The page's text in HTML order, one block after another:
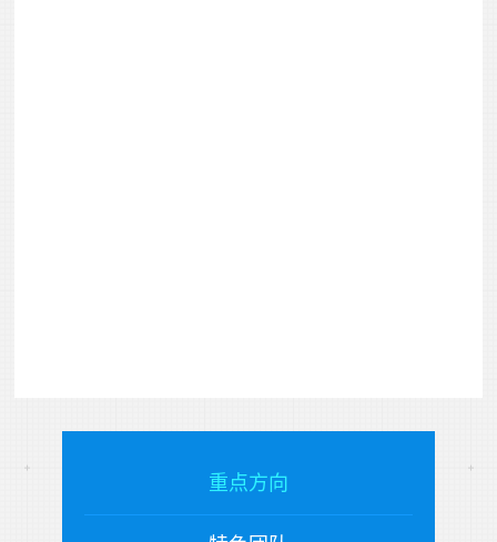
重点方向